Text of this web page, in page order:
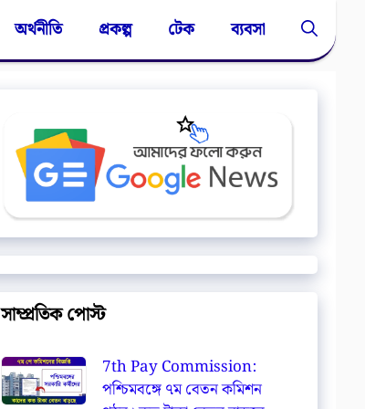
অর্থনীতি প্রকল্প টেক ব্যবসা
সাম্প্রতিক পোস্ট
7th Pay Commission:
পশ্চিমবঙ্গে ৭ম বেতন কমিশন